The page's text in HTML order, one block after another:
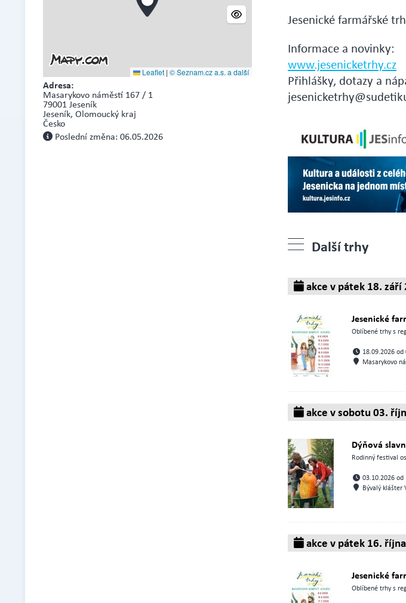
Leaflet | © Seznam.cz a.s. a další
Adresa:
Masarykovo náměstí 167 / 1
79001 Jeseník
Jeseník, Olomoucký kraj
Česko
Poslední změna: 06.05.2026
Jesenické farmářské
Informace a novinky:
www.jesenicketrhy.cz
Přihlášky, dotazy a
Další trhy
akce v pátek 18. září
Jesenické
Oblíbené trhy s
18.09.2026
Masarykovo
akce v sobotu 03.
Dýňová
Rodinný festival
03.10.2026 od
Bývalý klášter
akce v pátek 16.
Jesenické
Oblíbené trhy s